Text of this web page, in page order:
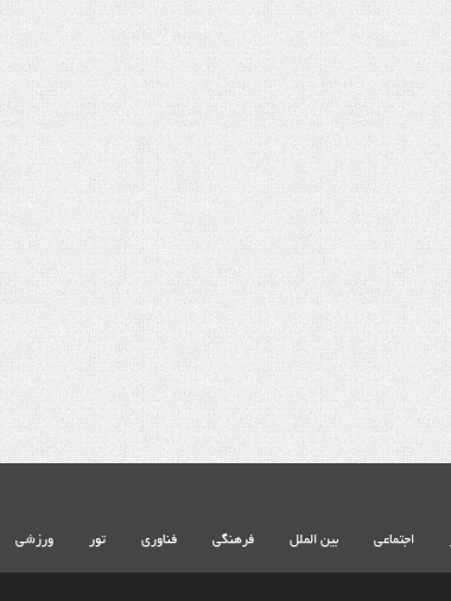
شهادت حضرت آیت الله‌العظمی سید علی
اجتماعی بین الملل فرهنگی فناوری تور ورزشی